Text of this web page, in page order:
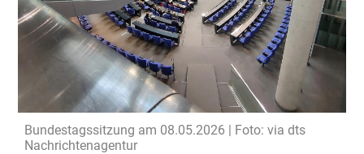
Bundestagssitzung am 08.05.2026 | Foto: via dts
Nachrichtenagentur